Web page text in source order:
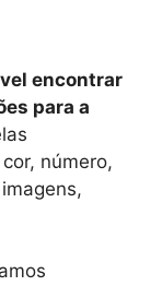
encontrar
para a
número,